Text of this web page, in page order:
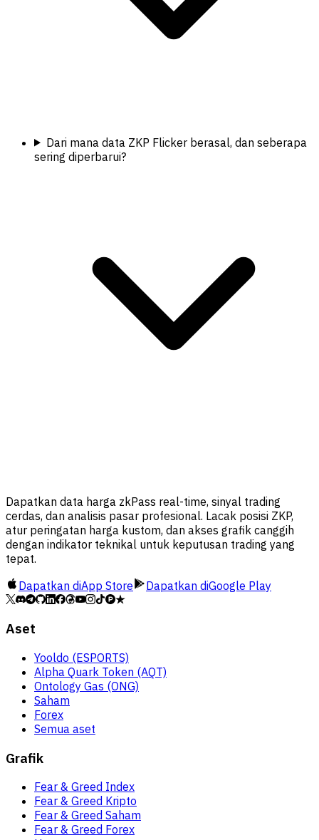
Dari mana data ZKP Flicker berasal, dan seberapa
sering diperbarui?
Dapatkan data harga zkPass real-time, sinyal trading
cerdas, dan analisis pasar profesional. Lacak posisi ZKP,
atur peringatan harga kustom, dan akses grafik canggih
dengan indikator teknikal untuk keputusan trading yang
tepat.
Dapatkan diApp Store Dapatkan diGoogle Play
Aset
Yooldo (ESPORTS)
Alpha Quark Token (AQT)
Ontology Gas (ONG)
Saham
Forex
Semua aset
Grafik
Fear & Greed Index
Fear & Greed Kripto
Fear & Greed Saham
Fear & Greed Forex